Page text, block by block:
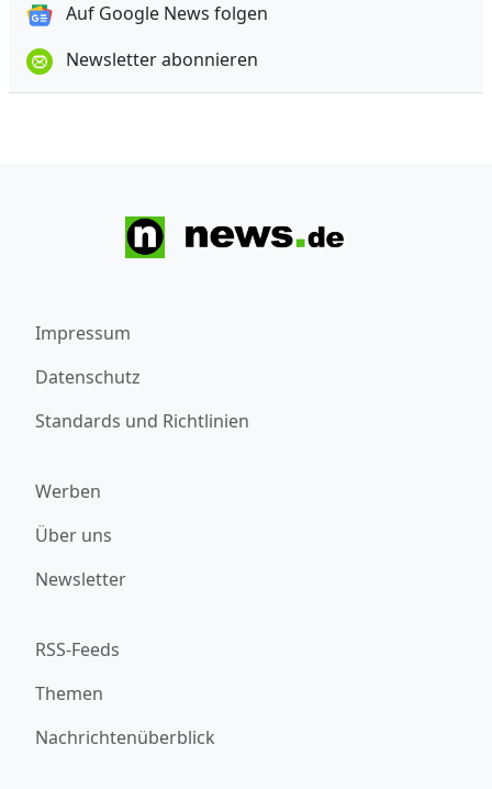
Auf Google News folgen
Newsletter abonnieren
Impressum
Datenschutz
Standards und Richtlinien
Werben
Über uns
Newsletter
RSS-Feeds
Themen
Nachrichtenüberblick